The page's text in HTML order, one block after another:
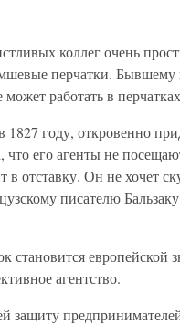
коллег очень
перчатки.
работать в
году, откровенно
его агенты не
отставку. Он не хочет
писателю
европейской
агентство.
защиту